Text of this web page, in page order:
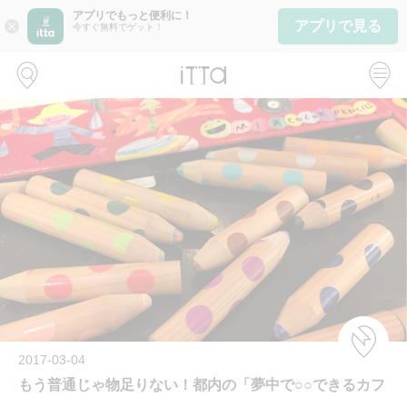
close
アプリでもっと便利に！
今すぐ無料でゲット！ アプリで見る
2017-03-04
もう普通じゃ物足りない！都内の「夢中で○○できるカフ